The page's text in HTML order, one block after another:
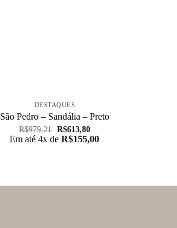
DESTAQUES
São Pedro – Sandália – Preto
R$979,21 O
preço
original
R$613,80O
preço
atual
Em até 4x deR$155,00